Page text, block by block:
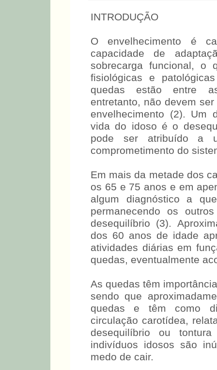
INTRODUÇÃO
O envelhecimento é
capacidade de
sobrecarga funcional, o
fisiológicas e
quedas estão entre
entretanto, não devem
envelhecimento (2). Um
vida do idoso é o
pode ser atribuído a
comprometimento do
Em mais da metade dos
os 65 e 75 anos e em
algum diagnóstico a
permanecendo os
desequilíbrio (3).
dos 60 anos de idade
atividades diárias em
quedas, eventualmente
As quedas têm
sendo que
quedas e têm como
circulação carotídea,
desequilíbrio ou
indivíduos idosos são
medo de cair.